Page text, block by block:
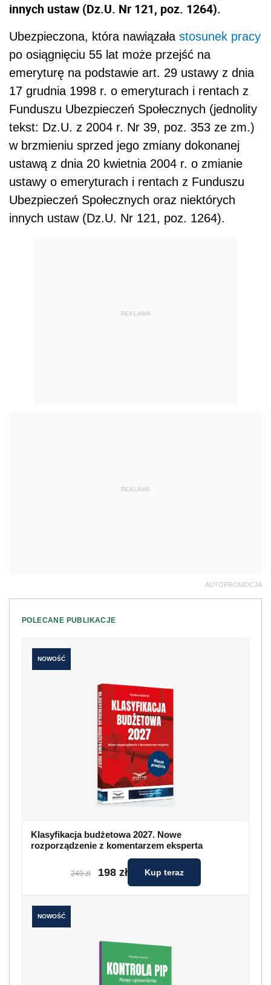
innych ustaw (Dz.U. Nr 121, poz. 1264).
Ubezpieczona, która nawiązała stosunek pracy
po osiągnięciu 55 lat może przejść na
emeryturę na podstawie art. 29 ustawy z dnia
17 grudnia 1998 r. o emeryturach i rentach z
Funduszu Ubezpieczeń Społecznych (jednolity
tekst: Dz.U. z 2004 r. Nr 39, poz. 353 ze zm.)
w brzmieniu sprzed jego zmiany dokonanej
ustawą z dnia 20 kwietnia 2004 r. o zmianie
ustawy o emeryturach i rentach z Funduszu
Ubezpieczeń Społecznych oraz niektórych
innych ustaw (Dz.U. Nr 121, poz. 1264).
REKLAMA
REKLAMA
AUTOPROMOCJA
POLECANE PUBLIKACJE
NOWOŚĆ
Klasyfikacja budżetowa 2027. Nowe
rozporządzenie z komentarzem eksperta
249 zł 198 zł Kup teraz
NOWOŚĆ